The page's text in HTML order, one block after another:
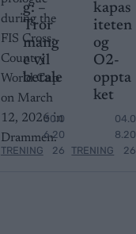
g: –
Tror
mang
e vil
betale
TRENING
30.0
6.20
26
kapas
iteten
og
O2-
oppta
ket
TRENING
04.0
8.20
26